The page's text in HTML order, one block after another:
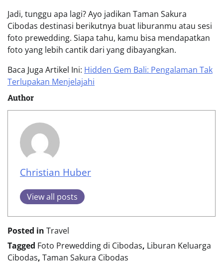
Jadi, tunggu apa lagi? Ayo jadikan Taman Sakura
Cibodas destinasi berikutnya buat liburanmu atau sesi
foto prewedding. Siapa tahu, kamu bisa mendapatkan
foto yang lebih cantik dari yang dibayangkan.
Baca Juga Artikel Ini: Hidden Gem Bali: Pengalaman Tak
Terlupakan Menjelajahi
Author
Christian Huber
View all posts
Posted in Travel
Tagged Foto Prewedding di Cibodas, Liburan Keluarga
Cibodas, Taman Sakura Cibodas